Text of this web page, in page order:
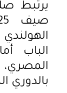
يرتبط
الباب
بالدوري